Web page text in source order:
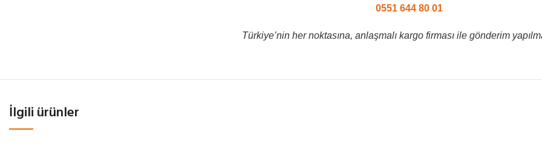
0551 644 80 01
Türkiye’nin her noktasına, anlaşmalı kargo firması ile gönderim
İlgili ürünler